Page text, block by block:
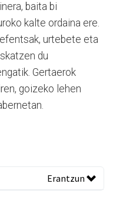
baita bi
kalte ordaina ere.
urtebete eta
du
Gertaerok
goizeko lehen
Erantzun